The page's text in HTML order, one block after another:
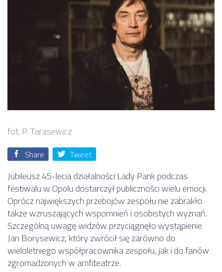
fot. P. Tarasewicz
Share Tweet
Jubileusz 45-lecia działalności Lady Pankpodczas
festiwalu w Opolu dostarczył publiczności wielu emocji.
Oprócz największych przebojów zespołu nie zabrakło
także wzruszających wspomnień i osobistych wyznań.
Szczególną uwagę widzów przyciągnęło wystąpienie
Jan Borysewicz, który zwrócił się zarówno do
wieloletniego współpracownika zespołu, jak i do fanów
zgromadzonych w amfiteatrze.